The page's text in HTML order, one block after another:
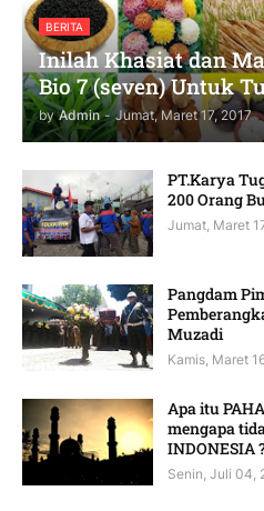
BERITA
Inilah Khasiat dan
Bio 7 (seven) Untuk
by Admin - Jumat, Maret 17, 2017
PT.Karya
200 Orang
Jumat, Maret
Pangdam
Muzadi
Kamis, Maret
Apa itu
mengapa
INDONESIA
Senin, Juli 04,